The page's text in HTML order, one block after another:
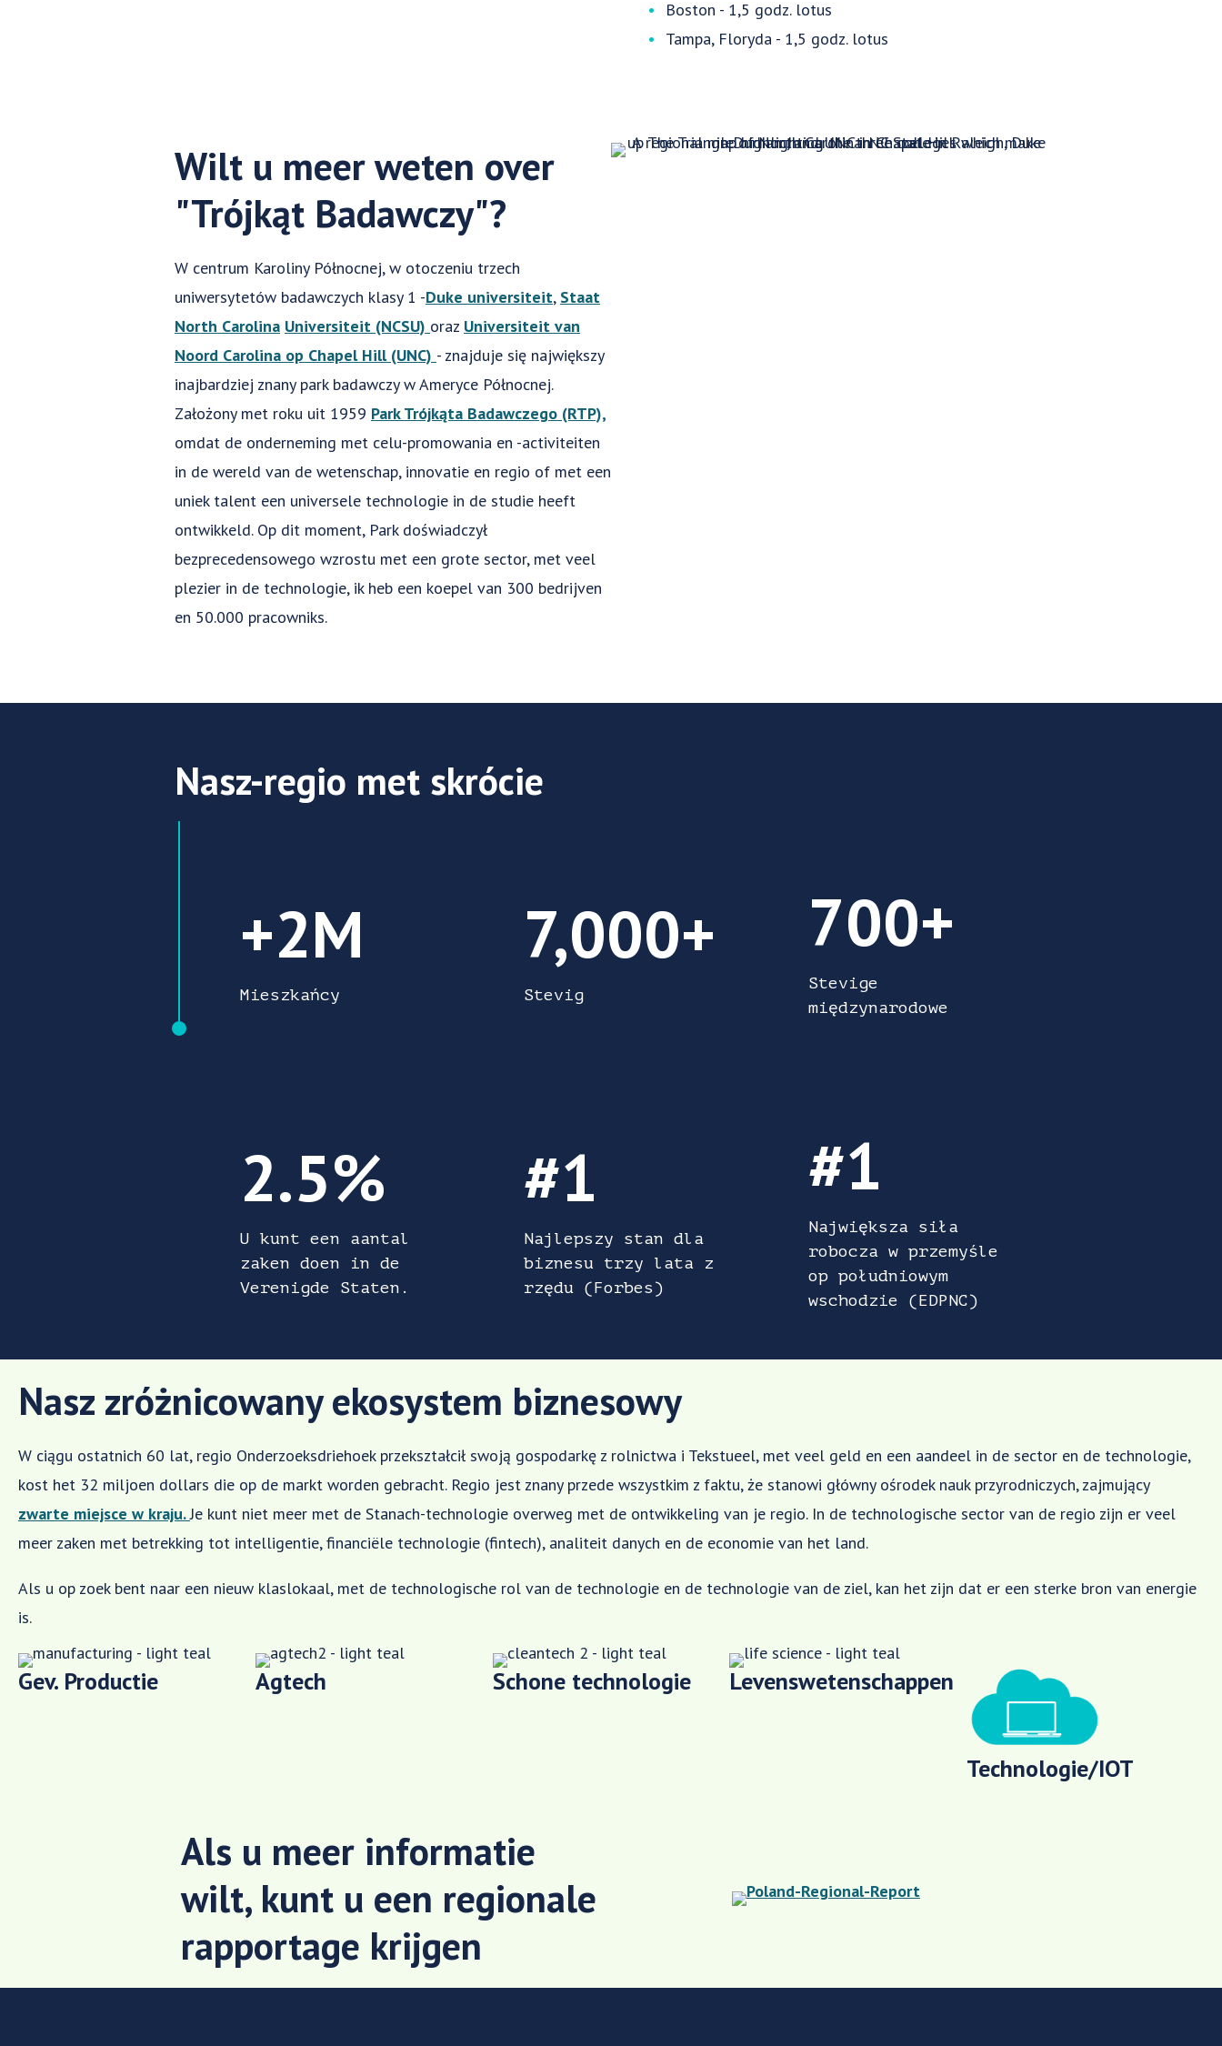
Boston - 1,5 godz. lotus
Tampa, Floryda - 1,5 godz. lotus
Wilt u meer weten over
"Trójkąt Badawczy"?
W centrum Karoliny Północnej, w otoczeniu trzech
uniwersytetów badawczych klasy 1 -Duke universiteit, Staat
North Carolina Universiteit (NCSU) oraz Universiteit van
Noord Carolina op Chapel Hill (UNC) - znajduje się największy
inajbardziej znany park badawczy w Ameryce Północnej.
Założony met roku uit 1959 Park Trójkąta Badawczego (RTP),
omdat de onderneming met celu-promowania en -activiteiten
in de wereld van de wetenschap, innovatie en regio of met een
uniek talent een universele technologie in de studie heeft
ontwikkeld. Op dit moment, Park doświadczył
bezprecedensowego wzrostu met een grote sector, met veel
plezier in de technologie, ik heb een koepel van 300 bedrijven
en 50.000 pracowniks.
Nasz-regio met skrócie
+2M
Mieszkańcy
7,000+
Stevig
700+
Stevige
międzynarodowe
2.5%
U kunt een aantal
zaken doen in de
Verenigde Staten.
#1
Najlepszy stan dla
biznesu trzy lata z
rzędu (Forbes)
#1 Najlepszy staat voor de biznesu trzy lata z rzędu (Forbes)
#1
Największa siła
robocza w przemyśle
op południowym
wschodzie (EDPNC)
Nasz zróżnicowany ekosystem biznesowy
W ciągu ostatnich 60 lat, regio Onderzoeksdriehoek przekształcił swoją gospodarkę z rolnictwa i Tekstueel, met veel geld en een aandeel in de sector en de technologie,
kost het 32 miljoen dollars die op de markt worden gebracht. Regio jest znany przede wszystkim z faktu, że stanowi główny ośrodek nauk przyrodniczych, zajmujący
zwarte miejsce w kraju.Je kunt niet meer met de Stanach-technologie overweg met de ontwikkeling van je regio. In de technologische sector van de regio zijn er veel
meer zaken met betrekking tot intelligentie, financiële technologie (fintech), analiteit danych en de economie van het land.
Als u op zoek bent naar een nieuw klaslokaal, met de technologische rol van de technologie en de technologie van de ziel, kan het zijn dat er een sterke bron van energie
is.
Gev. Productie Agtech Schone technologie Levenswetenschappen
Technologie/IOT
Als u meer informatie
wilt, kunt u een regionale
rapportage krijgen